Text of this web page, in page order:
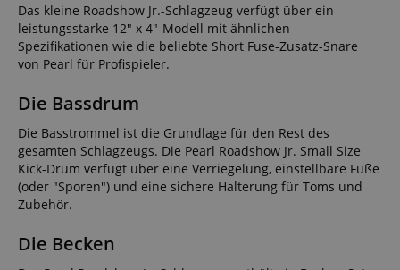
Das kleine Roadshow Jr.-Schlagzeug verfügt über ein
leistungsstarke 12" x 4"-Modell mit ähnlichen
Spezifikationen wie die beliebte Short Fuse-Zusatz-Snare
von Pearl für Profispieler.
Die Bassdrum
Die Basstrommel ist die Grundlage für den Rest des
gesamten Schlagzeugs. Die Pearl Roadshow Jr. Small Size
Kick-Drum verfügt über eine Verriegelung, einstellbare Füße
(oder "Sporen") und eine sichere Halterung für Toms und
Zubehör.
Die Becken